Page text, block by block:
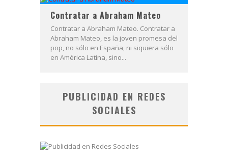
Contratar a Abraham Mateo
Contratar a Abraham Mateo. Contratar a
Abraham Mateo, es la joven promesa del
pop, no sólo en España, ni siquiera sólo
en América Latina, sino...
PUBLICIDAD EN REDES
SOCIALES